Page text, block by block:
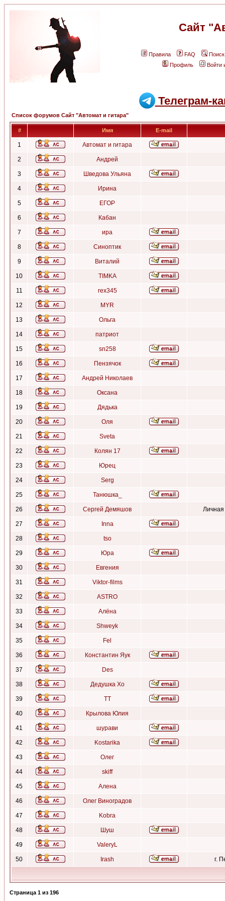
Сайт
Правила FAQ
Поиск
Профиль
Войти
Телеграм-
Список форумов Сайт "Автомат и гитара"
# Имя E-mail
1 Автомат и гитара
2 Андрей
3 Шведова Ульяна
4 Ирина
5 ЕГОР
6 Кабан
7 ира
8 Синоптик
9 Виталий
10 TIMKA
11 rex345
12 MYR
13 Ольга
14 патриот
15 sn258
16 Пензячок
17 Андрей Николаев
18 Оксана
19 Дядька
20 Оля
21 Sveta
22 Колян 17
23 Юрец
24 Serg
25 Танюшка_
26 Сергей Демяшов Личная
27 Inna
28 tso
29 Юра
30 Евгения
31 Viktor-films
32 ASTRO
33 Алёна
34 Shweyk
35 Fel
36 Константин Яук
37 Des
38 Дедушка Хо
39 ТТ
40 Крылова Юлия
41 шурави
42 Kostarika
43 Олег
44 skiff
45 Алена
46 Олег Виноградов
47 Kobra
48 Шуш
49 ValeryL
50 Irash г.
Страница 1 из 196